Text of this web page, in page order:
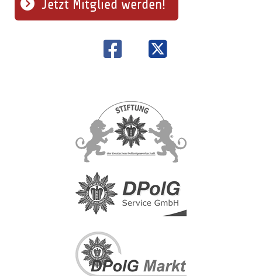
Jetzt Mitglied werden!